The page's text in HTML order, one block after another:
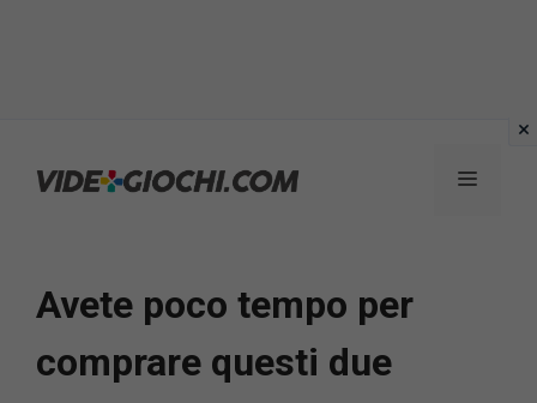
Menu
Avete poco tempo per
comprare questi due